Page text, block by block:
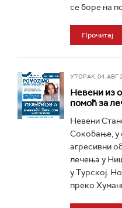
се боре на
Прочитај
УТОРАК, 04. АВГ
Невени из
помоћ за
Невени
Сокобање, у
агресивни
лечења у
у Турској.
преко